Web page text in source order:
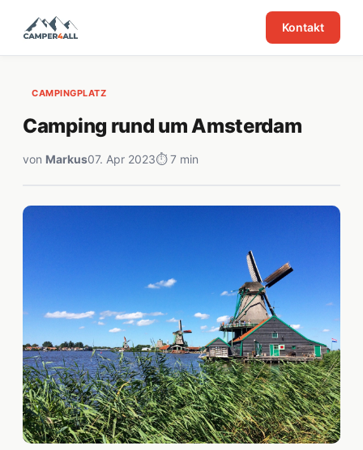
Kontakt
CAMPINGPLATZ
Camping rund um Amsterdam
von Markus07. Apr 2023⏱ 7 min